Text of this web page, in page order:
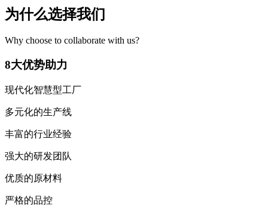
为什么选择我们
Why choose to collaborate with us?
8大优势助力
现代化智慧型工厂
多元化的生产线
丰富的行业经验
强大的研发团队
优质的原材料
严格的品控